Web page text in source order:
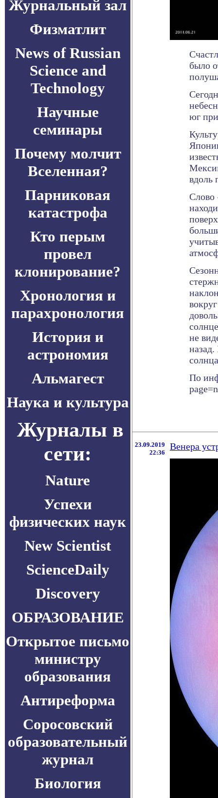
Журнальный зал
Физматлит
News of Russian
Science and
Technology
Научные
семинары
Почему молчит
Вселенная?
Парниковая
катастрофа
Кто перым
провел
клонирование?
Хронология и
парахронология
История и
астрономия
Альмагест
Наука и культура
Журналы в
сети:
Nature
Успехи
физических наук
New Scientist
ScienceDaily
Discovery
ОБРАЗОВАНИЕ
Открытое письмо
министру
образования
Антиреформа
Соросовский
образовательный
журнал
Биология
было
юг
вдоль
Слово
не
По
23.09.2019
22:36
Венера